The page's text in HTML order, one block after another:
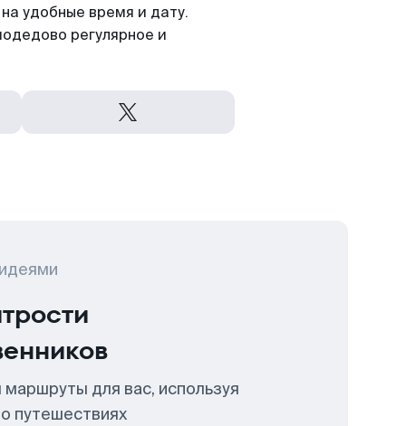
удобные время и дату.
регулярное и
для вас, используя
путешествиях